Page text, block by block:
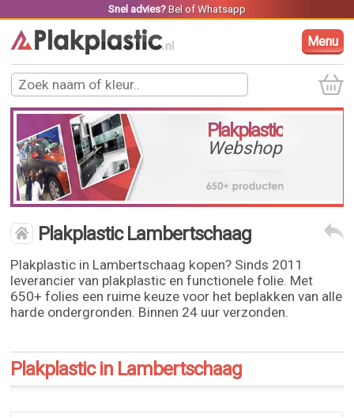
Snel advies? Belof Whatsapp
Menu
Plakplastic
Webshop
Plakplastic Lambertschaag
Plakplastic in Lambertschaag kopen? Sinds 2011
leverancier van plakplastic en functionele folie. Met
650+ folies een ruime keuze voor het beplakken van alle
harde ondergronden. Binnen 24 uur verzonden.
Plakplastic in Lambertschaag